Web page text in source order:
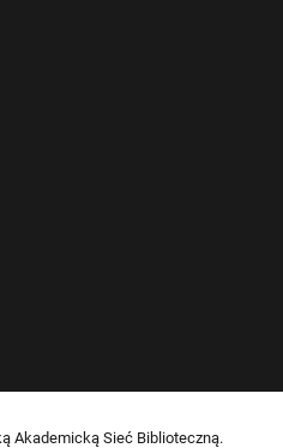
Akademicką Sieć Biblioteczną.